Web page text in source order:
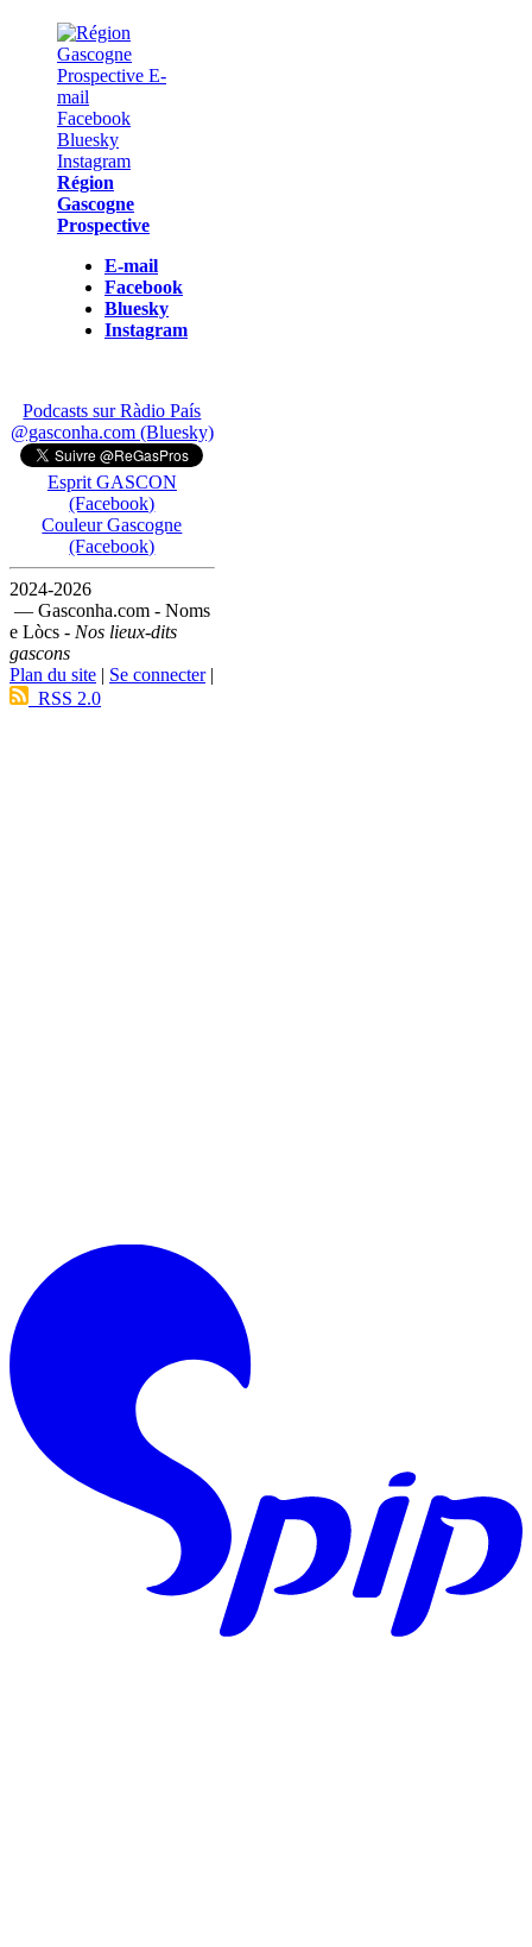
Région
Gascogne
Prospective
E-mail
Facebook
Bluesky
Instagram
Podcasts sur Ràdio País
@gasconha.com (Bluesky)
Esprit GASCON
(Facebook)
Couleur Gascogne
(Facebook)
2024-2026
— Gasconha.com - Noms
e Lòcs - Nos lieux-dits
gascons
Plan du site | Se connecter|
RSS 2.0